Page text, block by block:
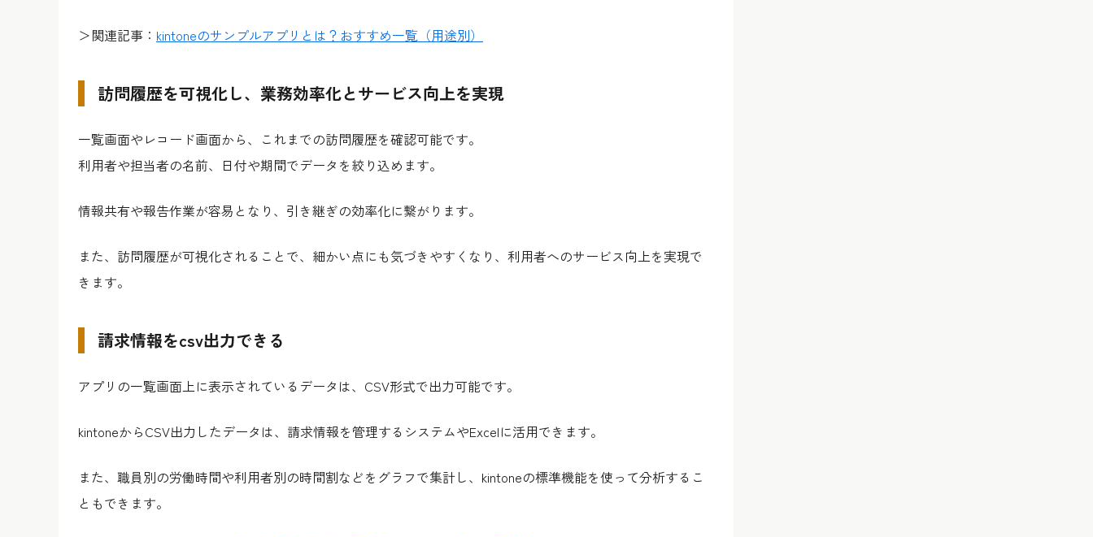
＞関連記事： kintoneのサンプルアプリとは？おすすめ一覧（用途別）
訪問履歴を可視化し、業務効率化とサービス向上を実現
一覧画面やレコード画面から、これまでの訪問履歴を確認可能です。
利用者や担当者の名前、日付や期間でデータを絞り込めます。
情報共有や報告作業が容易となり、引き継ぎの効率化に繋がります。
また、訪問履歴が可視化されることで、細かい点にも気づきやすくなり、利用者へのサービス向上を実現で
きます。
請求情報をcsv出力できる
アプリの一覧画面上に表示されているデータは、CSV形式で出力可能です。
kintoneからCSV出力したデータは、請求情報を管理するシステムやExcelに活用できます。
また、職員別の労働時間や利用者別の時間割などをグラフで集計し、kintoneの標準機能を使って分析するこ
ともできます。